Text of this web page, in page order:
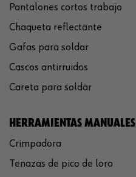
Pantalones cortos trabajo
Chaqueta reflectante
Gafas para soldar
Cascos antirruidos
Careta para soldar
HERRAMIENTAS MANUALES
Crimpadora
Tenazas de pico de loro